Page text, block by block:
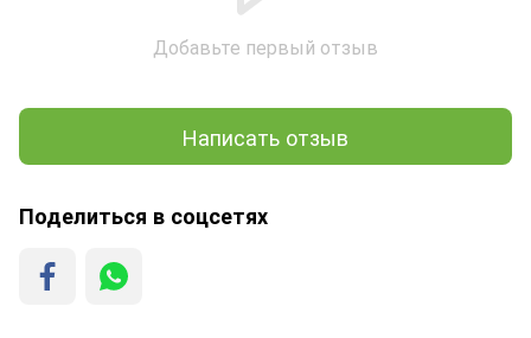
Добавьте первый отзыв
Написать отзыв
Поделиться в соцсетях